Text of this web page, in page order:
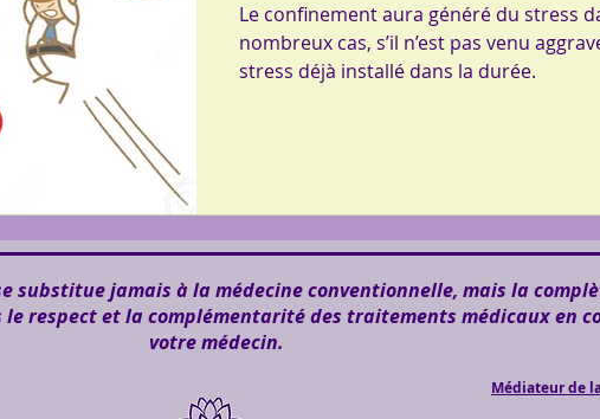
Le confinement aura généré du stress
nombreux cas, s’il n’est pas venu
stress déjà installé dans la durée.
substitue jamais à la médecine conventionnelle, mais la
respect et la complémentarité des traitements médicaux en
votre médecin.
Médiateur de